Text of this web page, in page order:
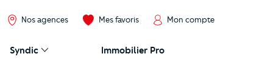
Nos agences Mes favoris Mon compte
Syndic Immobilier Pro